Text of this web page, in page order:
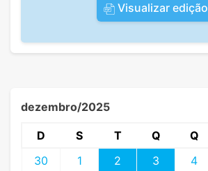
Visualizar edição
dezembro/2025
D S T Q Q
30
1 2 3 4